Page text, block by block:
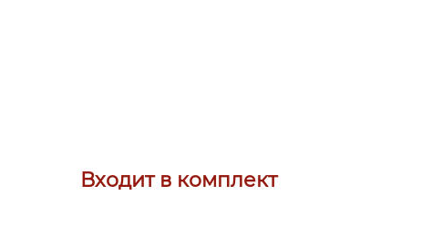
Входит в комплект